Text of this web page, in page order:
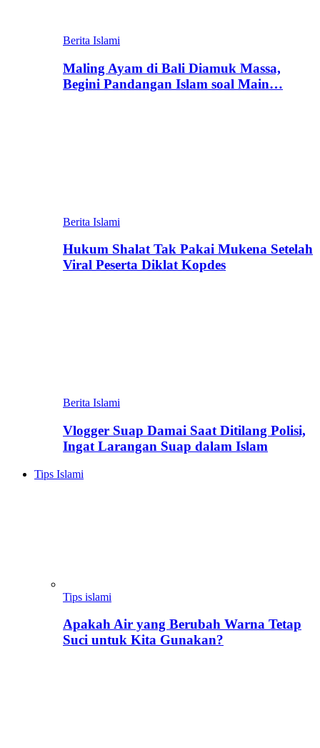
Berita Islami
Maling Ayam di Bali Diamuk Massa,
Begini Pandangan Islam soal Main…
Berita Islami
Hukum Shalat Tak Pakai Mukena Setelah
Viral Peserta Diklat Kopdes
Berita Islami
Vlogger Suap Damai Saat Ditilang Polisi,
Ingat Larangan Suap dalam Islam
Tips Islami
Tips islami
Apakah Air yang Berubah Warna Tetap
Suci untuk Kita Gunakan?